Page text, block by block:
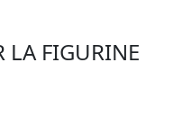
LA FIGURINE